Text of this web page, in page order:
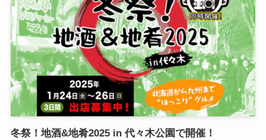
冬祭！地酒&地肴2025 in 代々木公園で開催！